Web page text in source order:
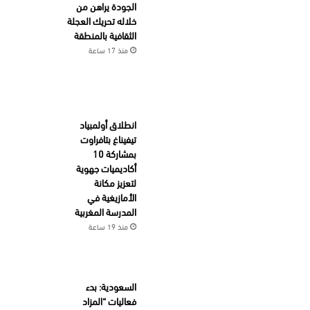
الجودة يراهن من
خلاله تحريك العجلة
الثقافية بالمنطقة
منذ 17 ساعة
انطلاق أولمبياد
تيفيناغ بتافراوت
بمشاركة 10
أكاديميات جهوية
لتعزيز مكانة
الأمازيغية في
المدرسة المغربية
منذ 19 ساعة
السعودية: بدء
فعاليات “المزاد